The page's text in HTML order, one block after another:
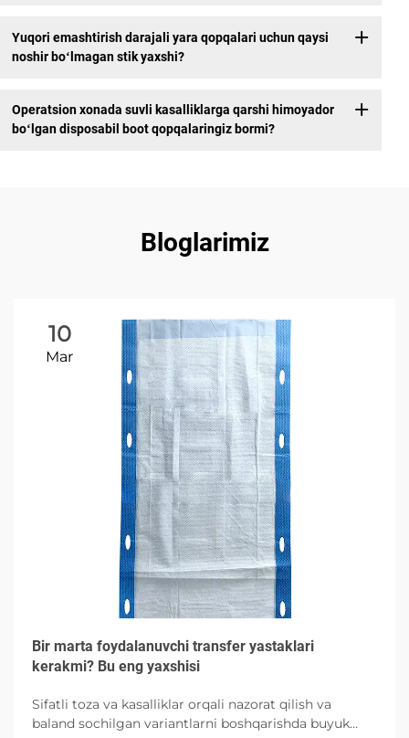
Yuqori emashtirish darajali yara qopqalari uchun qaysi
noshir boʻlmagan stik yaxshi?
Operatsion xonada suvli kasalliklarga qarshi himoyador
boʻlgan disposabil boot qopqalaringiz bormi?
Bloglarimiz
10
Mar
Bir marta foydalanuvchi transfer yastaklari
kerakmi? Bu eng yaxshisi
Sifatli toza va kasalliklar orqali nazorat qilish va
baland sochilgan variantlarni boshqarishda buyuk